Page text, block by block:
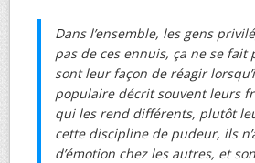
Dans l’ensemble, les gens
pas de ces ennuis, ça ne se fait
sont leur façon de réagir
populaire décrit souvent leurs
qui les rend différents, plutôt
cette discipline de pudeur, ils
d’émotion chez les autres, et